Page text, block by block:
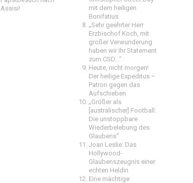
Assisi!
mit dem heiligen
Bonifatius
„Sehr geehrter Herr
Erzbischof Koch, mit
großer Verwunderung
haben wir Ihr Statement
zum CSD…“
Heute, nicht morgen!
Der heilige Expeditus –
Patron gegen das
Aufschieben
„Größer als
[australischer] Football:
Die unstoppbare
Wiederbelebung des
Glaubens“
Joan Leslie: Das
Hollywood-
Glaubenszeugnis einer
echten Heldin
Eine mächtige